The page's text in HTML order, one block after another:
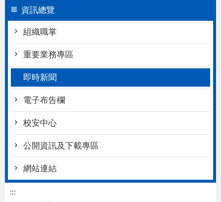
資訊總覽
組織職掌
重要業務專區
即時新聞
電子布告欄
校安中心
公開資訊及下載專區
網站連結
:::